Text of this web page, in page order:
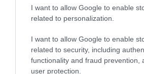
I want to allow Google to enable
related to personalization.
I want to allow Google to enable
related to security, including
functionality and fraud prevention,
user protection.
albánia
alkohol
alufólia
amerikaiegyesültállamok
ázsia
boldogság
bor borászat
budapest
burrata c-vitamin